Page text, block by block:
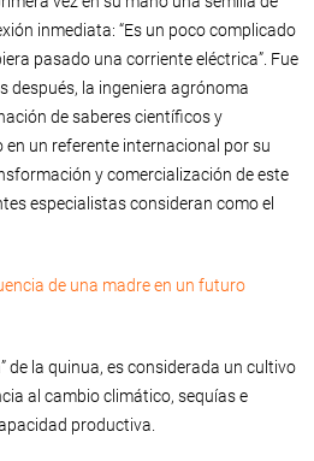
inmediata: “Es un poco complicado
pasado una corriente eléctrica”. Fue
después, la ingeniera agrónoma
de saberes científicos y
un referente internacional por su
y comercialización de este
especialistas consideran como el
de una madre en un futuro
de la quinua, es considerada un cultivo
al cambio climático, sequías e
productiva.